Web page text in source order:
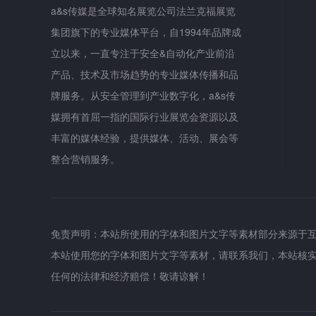
a&s传媒是全球知名展览公司法兰克福展览
集团旗下的专业媒体平台，自1994年品牌成
立以来，一直专注于安全&自动化产业前沿
产品、技术及市场趋势的专业媒体传播和品
牌服务。从安全管理到产业数字化，a&s传
媒拥有首屈一指的国际行业展览会资源以及
丰富的媒体经验，提供媒体、活动、展会等
整合营销服务。
免责声明：本站所使用的字体和图片文字等素材部分来源
本站使用您的字体和图片文字等素材，请联系我们，本站
任何的法律和经济赔偿！敬请谅解！